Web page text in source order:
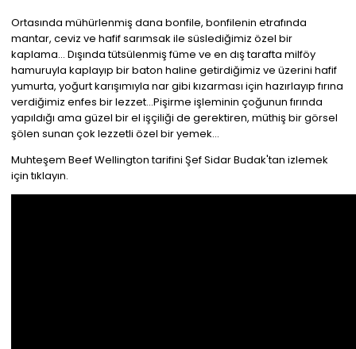
Ortasında mühürlenmiş dana bonfile, bonfilenin etrafında
mantar, ceviz ve hafif sarımsak ile süslediğimiz özel bir
kaplama... Dışında tütsülenmiş füme ve en dış tarafta milföy
hamuruyla kaplayıp bir baton haline getirdiğimiz ve üzerini hafif
yumurta, yoğurt karışımıyla nar gibi kızarması için hazırlayıp fırına
verdiğimiz enfes bir lezzet...Pişirme işleminin çoğunun fırında
yapıldığı ama güzel bir el işçiliği de gerektiren, müthiş bir görsel
şölen sunan çok lezzetli özel bir yemek...
Muhteşem Beef Wellington tarifini Şef Sidar Budak'tan izlemek
için tıklayın.